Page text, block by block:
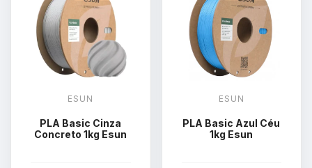
ESUN
PLA Basic Cinza
Concreto 1kg Esun
ESUN
PLA Basic Azul Céu
1kg Esun